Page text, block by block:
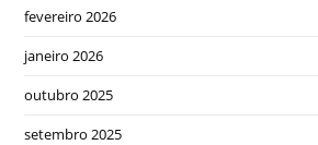
fevereiro 2026
janeiro 2026
outubro 2025
setembro 2025